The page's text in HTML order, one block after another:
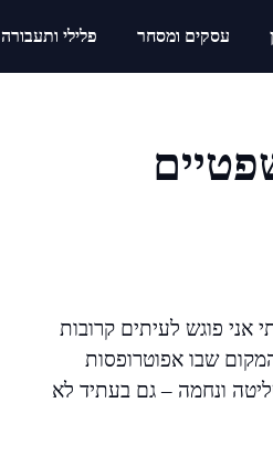
עסקים ומסחר פלילי ותעבורה
פוגש לעיתים קרובות
שבו אפוטרופסות
ונחמה – גם בעתיד לא